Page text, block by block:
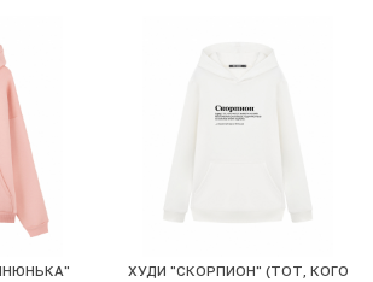
ХУДИ "СКОРПИОН" (ТОТ, КОГО